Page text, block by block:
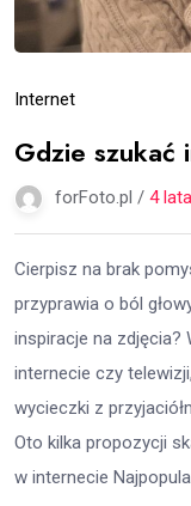
Internet
Gdzie szukać
forFoto.pl / 4 lata
Cierpisz na brak
przyprawia o ból
inspiracje na zdjęcia?
internecie czy
wycieczki z
Oto kilka propozycji
w internecie